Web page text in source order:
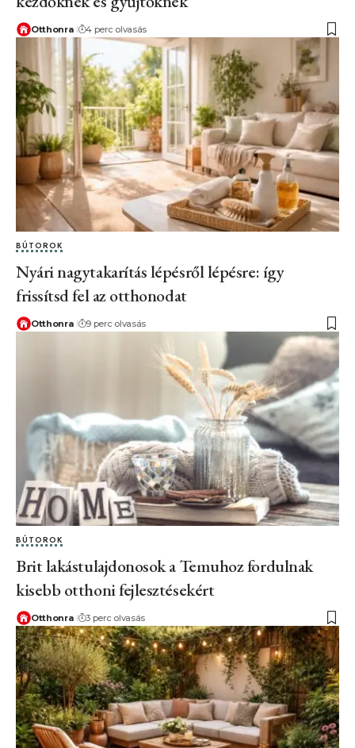
Otthonra 4 perc olvasás
BÚTOROK
Nyári nagytakarítás lépésről lépésre: így
frissítsd fel az otthonodat
Otthonra 9 perc olvasás
BÚTOROK
Brit lakástulajdonosok a Temuhoz fordulnak
kisebb otthoni fejlesztésekért
Otthonra 3 perc olvasás